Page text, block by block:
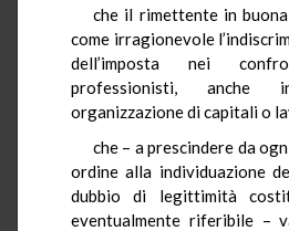
che il rimettente in
come irragionevole
dell’imposta nei
professionisti,
organizzazione di capitali o
che – a prescindere da
ordine alla individuazione
dubbio di legittimità
eventualmente riferibile –